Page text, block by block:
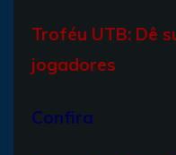
Troféu UTB: Dê
jogadores
Confira